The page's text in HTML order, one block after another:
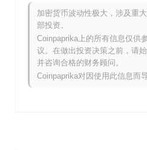
历史最高价(ATH):¥0.0 310
历史最低价(ATL):
Emotional BNB Coin 目前的交易
与更广泛的加密市场相比
现如何?
加密货币波动性极大，涉及重
部投资。
Coinpaprika上的所有信息仅供
议。在做出投资决策之前，请
并咨询合格的财务顾问。
Coinpaprika对因使用此信息而